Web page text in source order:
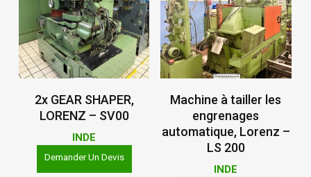
Lire La Suite
2x GEAR SHAPER,
LORENZ – SV00
INDE
Demander Un Devis
Lire La Suite
Machine à tailler les
engrenages
automatique, Lorenz –
LS 200
INDE